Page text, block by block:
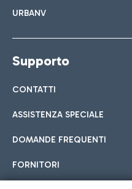
URBANV
Supporto
CONTATTI
ASSISTENZA SPECIALE
DOMANDE FREQUENTI
FORNITORI